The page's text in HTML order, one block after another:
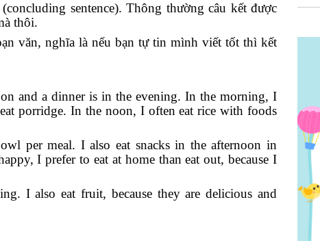
sentence). Thông thường câu kết được
thôi.
văn, nghĩa là nếu bạn tự tin mình viết tốt thì kết
and a dinner is in the evening. In the morning, I
porridge. In the noon, I often eat rice with foods
per meal. I also eat snacks in the afternoon in
I prefer to eat at home than eat out, because I
I also eat fruit, because they are delicious and